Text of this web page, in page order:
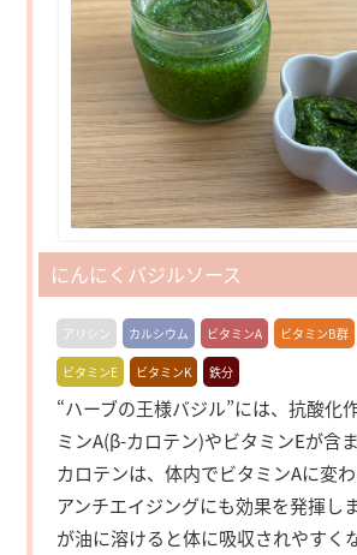
にんにくバジルソース
アリシン カルシウム ビタミンA ビタミンB群
ビタミンE ビタミンK 鉄分
“ハーブの王様バジル”には、抗酸化
ミンA(β-カロテン)やビタミンEが含
カロテンは、体内でビタミンAに変わ
アンチエイジングにも効果を発揮し
が油に溶けると体に吸収されやすく